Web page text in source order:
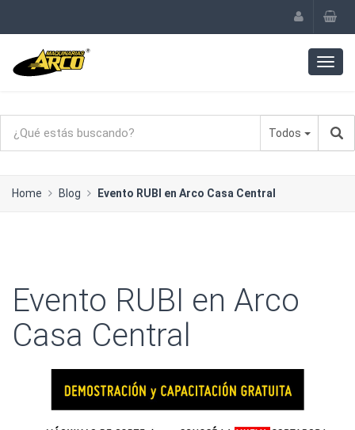
Todos
Home Blog Evento RUBI en Arco Casa Central
Evento RUBI en Arco
Casa Central